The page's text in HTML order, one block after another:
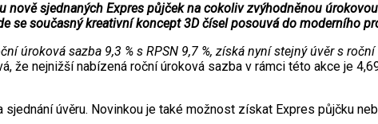
nově sjednaných Expres půjček na cokoliv zvýhodněnou
se současný kreativní koncept 3D čísel posouvá do moderního
sazba 9,3 % s RPSN 9,7 %, získá nyní stejný úvěr s roční
že nejnižší nabízená roční úroková sazba v rámci této akce je
úvěru. Novinkou je také možnost získat Expres půjčku